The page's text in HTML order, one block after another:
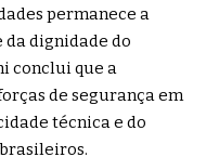
permanece a
da dignidade do
conclui que a
de segurança em
técnica e do